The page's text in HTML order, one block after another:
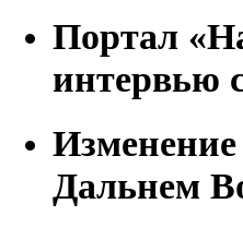
Портал
интервью
Изменение
Дальнем